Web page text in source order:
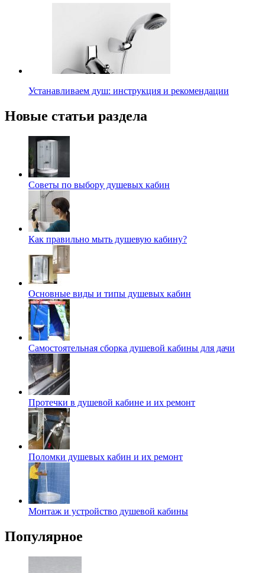
Устанавливаем душ: инструкция и рекомендации
Новые статьи раздела
Советы по выбору душевых кабин
Как правильно мыть душевую кабину?
Основные виды и типы душевых кабин
Самостоятельная сборка душевой кабины для дачи
Протечки в душевой кабине и их ремонт
Поломки душевых кабин и их ремонт
Монтаж и устройство душевой кабины
Популярное